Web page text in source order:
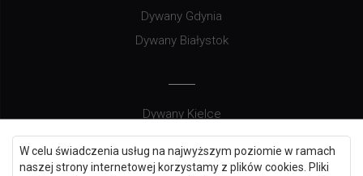
W celu świadczenia usług na najwyższym poziomie w ramach
naszej strony internetowej korzystamy z plików cookies. Pliki
Dywany Gdynia
Dywany Białystok
Dywany Kielce
Dywany Gdańsk
Dywany Toruń